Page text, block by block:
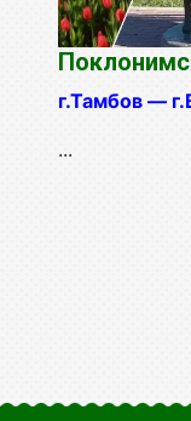
г.Тамбов —
...